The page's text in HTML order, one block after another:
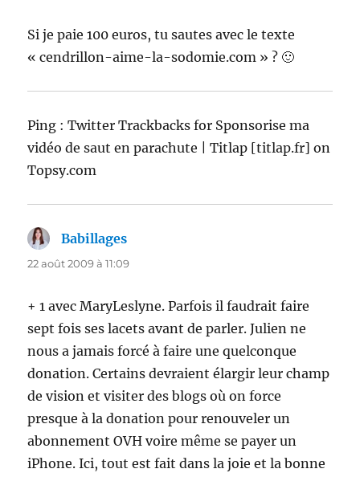
Si je paie 100 euros, tu sautes avec le texte
« cendrillon-aime-la-sodomie.com » ? 🙂
Ping : Twitter Trackbacks for Sponsorise ma
vidéo de saut en parachute | Titlap [titlap.fr] on
Topsy.com
Babillages
22 août 2009 à 11:09
+ 1 avec MaryLeslyne. Parfois il faudrait faire
sept fois ses lacets avant de parler. Julien ne
nous a jamais forcé à faire une quelconque
donation. Certains devraient élargir leur champ
de vision et visiter des blogs où on force
presque à la donation pour renouveler un
abonnement OVH voire même se payer un
iPhone. Ici, tout est fait dans la joie et la bonne